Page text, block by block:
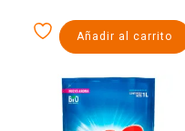
Añadir al carrito